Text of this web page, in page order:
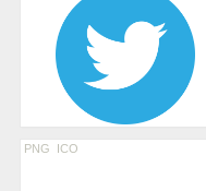
PNG ICO